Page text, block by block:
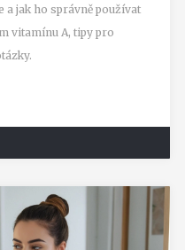
a jak ho správně používat
vitamínu A, tipy pro